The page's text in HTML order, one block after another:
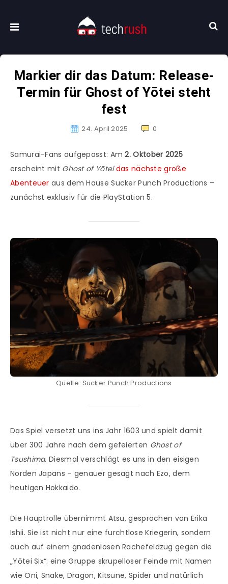
Markier dir das Datum: Release-
Termin für Ghost of Yōtei steht
fest
24. April 2025 0
Samurai-Fans aufgepasst: Am2. Oktober 2025
erscheint mit Ghost of Yōtei das nächste große
Abenteuer aus dem Hause Sucker Punch Productions –
zunächst exklusiv für die PlayStation 5.
Quelle: Sucker Punch Productions
Das Spiel versetzt uns ins Jahr 1603 und spielt damit
über 300 Jahre nach dem gefeierten Ghost of
Tsushima. Diesmal verschlägt es uns in den eisigen
Norden Japans – genauer gesagt nach Ezo, dem
heutigen Hokkaido.
Die Hauptrolle übernimmt Atsu, gesprochen von Erika
Ishii. Sie ist nicht nur eine furchtlose Kriegerin, sondern
auch auf einem gnadenlosen Rachefeldzug gegen die
„Yōtei Six“: eine Gruppe skrupelloser Feinde mit Namen
wie Oni, Snake, Dragon, Kitsune, Spider und natürlich